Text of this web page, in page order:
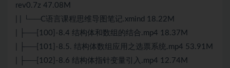
rev0.7z 47.08M
| | └──C语言课程思维导图笔记.xmind 18.22M
| ├──[100]-8.4 结构体和数组的结合.mp4 18.37M
| ├──[101]-8.5. 结构体数组应用之选票系统.mp4 53.91M
| ├──[102]-8.6 结构体指针变量引入.mp4 12.74M